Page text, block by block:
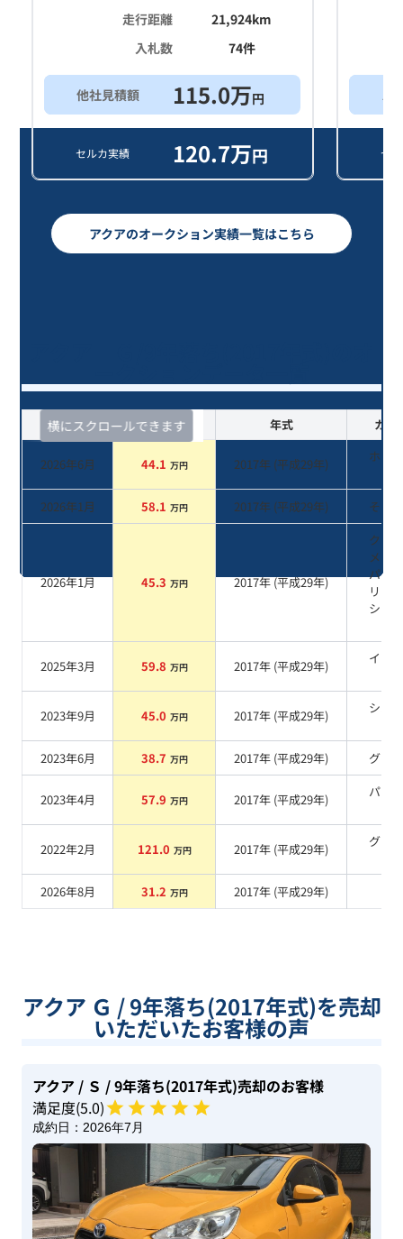
走行距離
21,924km
入札数
74件
他社見積額 115.0万円
セルカ実績 120.7万円 セ
アクアのオークション実績一覧はこちら
横にスクロールできます
査定時期 セルカ実績 年式 カラ
2026年6月 44.1 万円 2017年 (平成29年)
ホワ
2026年1月
58.1 万円 2017年 (平成29年) その他
2026年1月 45.3 万円 2017年 (平成29年)
クリ
メラ
パー
リス
シャ
2025年3月 59.8 万円 2017年 (平成29年)
イエ
2023年9月 45.0 万円 2017年 (平成29年)
シル
2023年6月
38.7 万円 2017年 (平成29年) グレー
2023年4月 57.9 万円 2017年 (平成29年)
パー
2022年2月 121.0 万円 2017年 (平成29年)
グリ
2026年8月
31.2 万円 2017年 (平成29年)
アクア Ｇ / 9年落ち(2017年式)を売却
いただいたお客様の声
アクア / Ｓ / 9年落ち(2017年式)売却のお客様
満足度(5.0)
成約日： 2026年7月